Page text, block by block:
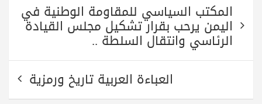
المقالات
المكتب السياسي للمقاومة الوطنية في
اليمن يرحب بقرار تشكيل مجلس القيادة
الرئاسي وانتقال السلطة ..
العباءة العربية تاريخ ورمزية